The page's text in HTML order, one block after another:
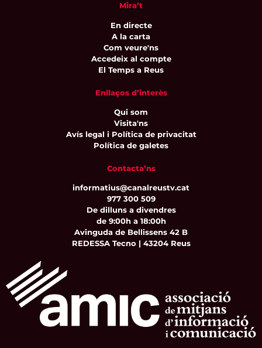
Mira’t
En directe
A la carta
Com veure'ns
Accedeix al compte
El Temps a Reus
Enllaços d’interès
Qui som
Visita'ns
Avís legal i Política de privacitat
Política de galetes
Contacta’ns
informatius@canalreustv.cat
977 300 509
De dilluns a divendres
de 9:00h a 18:00h
Avinguda de Bellissens 42 B
REDESSA Tecno | 43204 Reus